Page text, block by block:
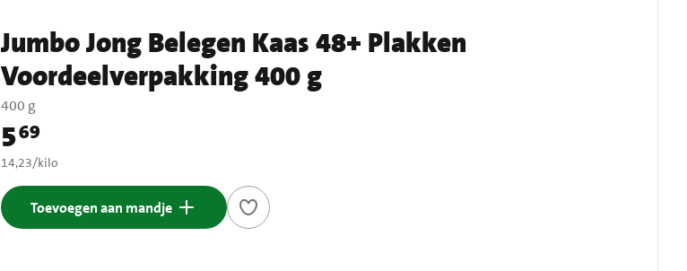
Jumbo Jong Belegen Kaas 48+ Plakken
Voordeelverpakking 400 g
400 g
Prijs: € 5,69
569
€ 14,23 per kilo
14,23/kilo
Toevoegen aan mandje